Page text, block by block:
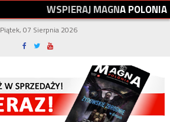
WSPIERAJMAGNAPOLONIA
Piątek, 07 Sierpnia 2026